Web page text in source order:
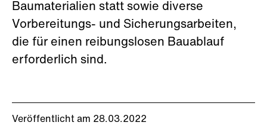
Veröffentlicht am 28.03.2022
Baumaterialien statt sowie diverse
Vorbereitungs- und Sicherungsarbeiten,
die für einen reibungslosen Bauablauf
erforderlich sind.